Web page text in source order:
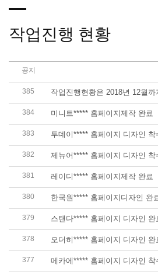
작업진행 현황
공지 작업진행상황에 노출되지 않
385 작업진행현황은 2018년 12월
384 미니트***** 홈페이지제작 완료
383 투데이***** 홈페이지 디자인 착
382 제뉴어***** 홈페이지 디자인 착
381 레이디***** 홈페이지제작 완료
380 한국원***** 홈페이지디자인 완
379 스탠다***** 홈페이지 디자인 완
378 오더히***** 홈페이지 디자인 완
377 메카에***** 홈페이지 디자인 착